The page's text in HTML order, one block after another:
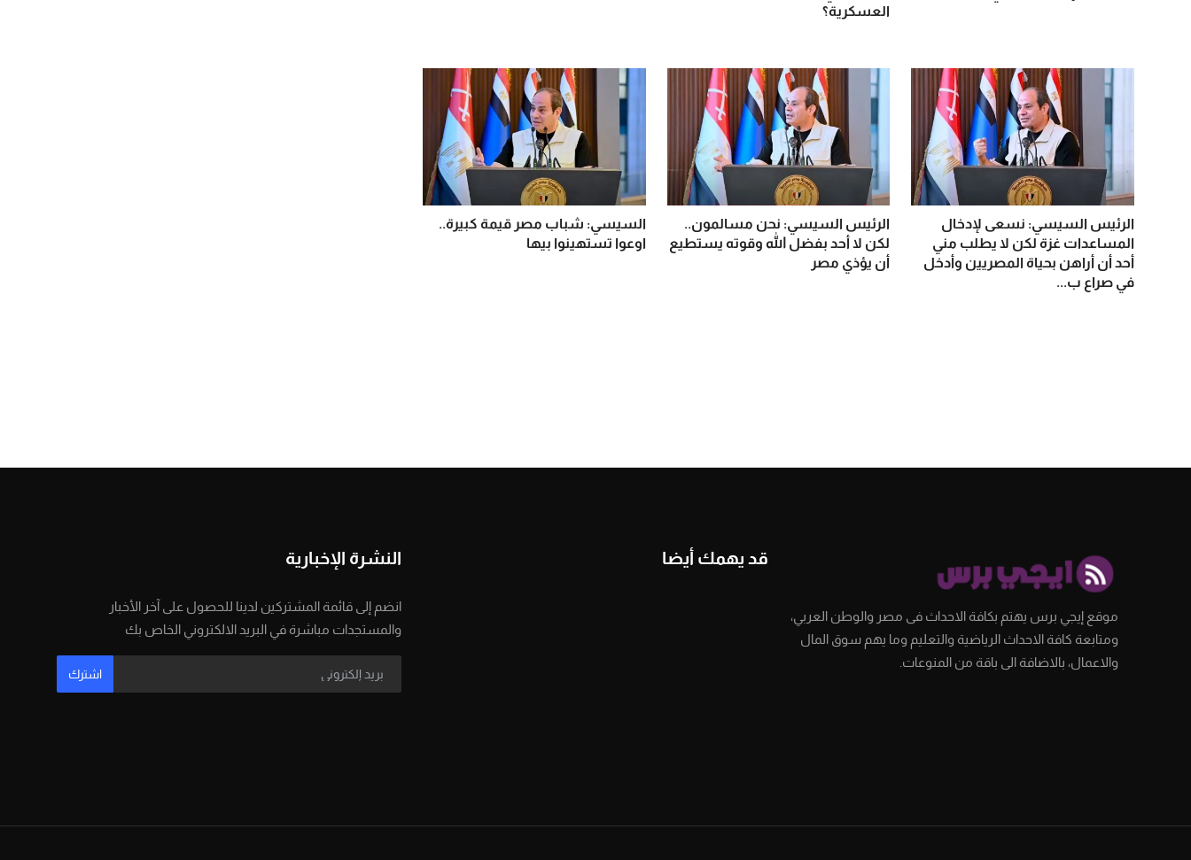
العسكرية؟
الرئيس السيسي: نسعى لإدخال
المساعدات غزة لكن لا يطلب مني
أحد أن أراهن بحياة المصريين وأدخل
في صراع ب...
الرئيس السيسي: نحن مسالمون..
لكن لا أحد بفضل الله وقوته يستطيع
أن يؤذي مصر
السيسي: شباب مصر قيمة كبيرة..
اوعوا تستهينوا بيها
موقع إيجي برس يهتم بكافة الاحداث فى مصر والوطن العربي،
ومتابعة كافة الاحداث الرياضية والتعليم وما يهم سوق المال
والاعمال، بالاضافة الى باقة من المنوعات.
قد يهمك أيضا النشرة الإخبارية
انضم إلى قائمة المشتركين لدينا للحصول على آخر الأخبار
والمستجدات مباشرة في البريد الالكتروني الخاص بك
اشترك